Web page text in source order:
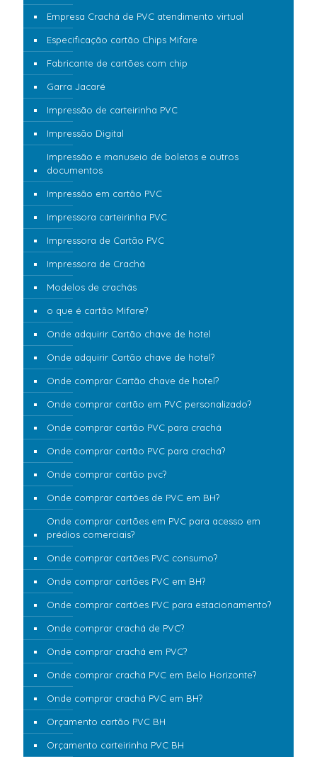
Empresa Crachá de PVC atendimento virtual
Especificação cartão Chips Mifare
Fabricante de cartões com chip
Garra Jacaré
Impressão de carteirinha PVC
Impressão Digital
Impressão e manuseio de boletos e outros
documentos
Impressão em cartão PVC
Impressora carteirinha PVC
Impressora de Cartão PVC
Impressora de Crachá
Modelos de crachás
o que é cartão Mifare?
Onde adquirir Cartão chave de hotel
Onde adquirir Cartão chave de hotel?
Onde comprar Cartão chave de hotel?
Onde comprar cartão em PVC personalizado?
Onde comprar cartão PVC para crachá
Onde comprar cartão PVC para crachá?
Onde comprar cartão pvc?
Onde comprar cartões de PVC em BH?
Onde comprar cartões em PVC para acesso em
prédios comerciais?
Onde comprar cartões PVC consumo?
Onde comprar cartões PVC em BH?
Onde comprar cartões PVC para estacionamento?
Onde comprar crachá de PVC?
Onde comprar crachá em PVC?
Onde comprar crachá PVC em Belo Horizonte?
Onde comprar crachá PVC em BH?
Orçamento cartão PVC BH
Orçamento carteirinha PVC BH